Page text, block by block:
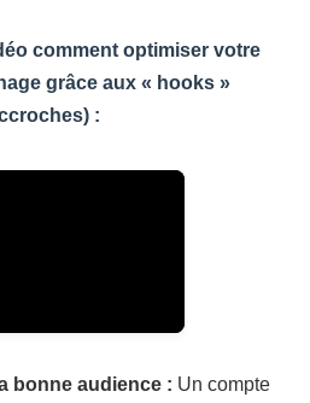
comment optimiser votre
grâce aux « hooks »
:
bonne audience : Un compte